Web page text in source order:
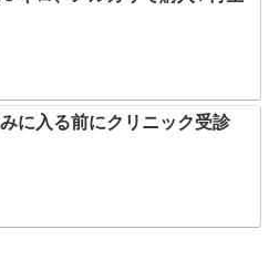
に入る前にクリニック受診